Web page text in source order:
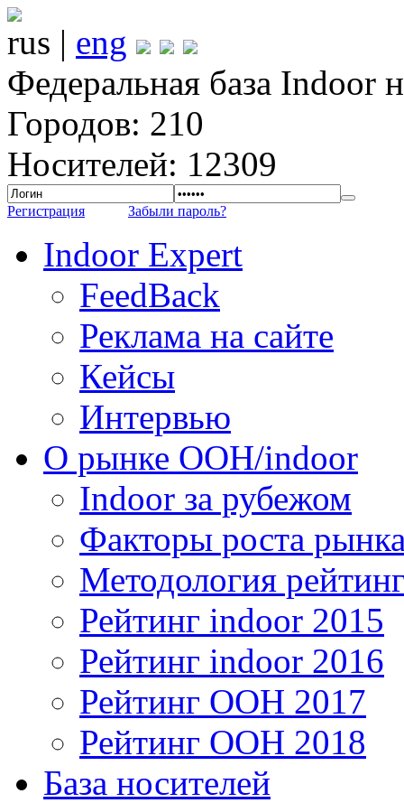
rus | eng
Федеральная база Indoor
Городов: 210
Носителей: 12309
Регистрация Забыли пароль?
Indoor Expert
FeedBack
Реклама на сайте
Кейсы
Интервью
О рынке OOH/indoor
Indoor за рубежом
Факторы роста
Методология
Рейтинг indoor 2015
Рейтинг indoor 2016
Рейтинг OOH 2017
Рейтинг OOH 2018
База носителей